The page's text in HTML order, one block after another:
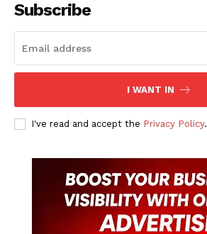
Subscribe
I WANT IN
I've read and accept the Privacy Policy.